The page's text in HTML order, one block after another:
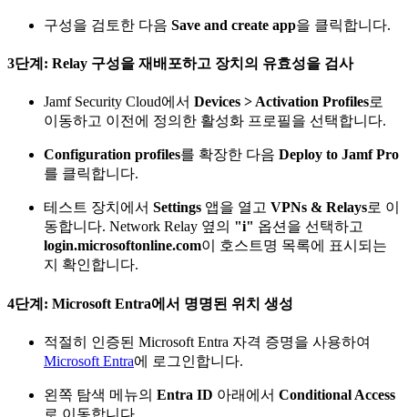
구성을 검토한 다음 Save and create app을 클릭합니다.
3단계: Relay 구성을 재배포하고 장치의 유효성을 검사
Jamf Security Cloud에서 Devices > Activation Profiles로
이동하고 이전에 정의한 활성화 프로필을 선택합니다.
Configuration profiles를 확장한 다음 Deploy to Jamf Pro
를 클릭합니다.
테스트 장치에서 Settings 앱을 열고 VPNs & Relays로 이
동합니다. Network Relay 옆의 "i" 옵션을 선택하고
login.microsoftonline.com이 호스트명 목록에 표시되는
지 확인합니다.
4단계: Microsoft Entra에서 명명된 위치 생성
적절히 인증된 Microsoft Entra 자격 증명을 사용하여
Microsoft Entra에 로그인합니다.
왼쪽 탐색 메뉴의 Entra ID 아래에서 Conditional Access
로 이동합니다.